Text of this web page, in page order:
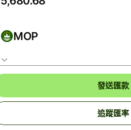
MOP
發送匯款
追蹤匯率